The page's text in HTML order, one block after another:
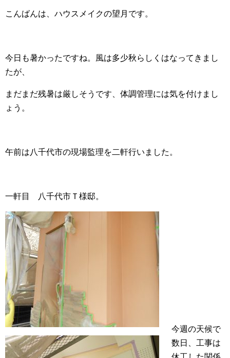
こんばんは、ハウスメイクの望月です。
今日も暑かったですね。風は多少秋らしくはなってきまし
たが、
まだまだ残暑は厳しそうです、体調管理には気を付けまし
ょう。
午前は八千代市の現場監理を二軒行いました。
一軒目 八千代市Ｔ様邸。
今週の天候で
数日、工事は